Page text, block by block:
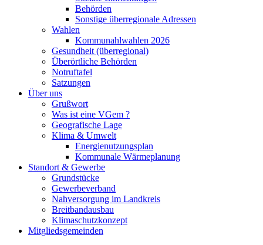
Behörden
Sonstige überregionale Adressen
Wahlen
Kommunahlwahlen 2026
Gesundheit (überregional)
Überörtliche Behörden
Notruftafel
Satzungen
Über uns
Grußwort
Was ist eine VGem ?
Geografische Lage
Klima & Umwelt
Energienutzungsplan
Kommunale Wärmeplanung
Standort & Gewerbe
Grundstücke
Gewerbeverband
Nahversorgung im Landkreis
Breitbandausbau
Klimaschutzkonzept
Mitgliedsgemeinden